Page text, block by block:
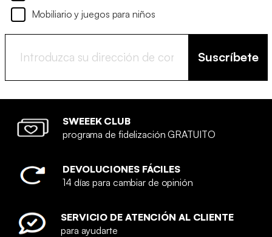
Mobiliario y juegos para niños
Suscríbete
SWEEEK CLUB
programa de fidelización GRATUITO
DEVOLUCIONES FÁCILES
14 días para cambiar de opinión
SERVICIO DE ATENCIÓN AL CLIENTE
para ayudarte